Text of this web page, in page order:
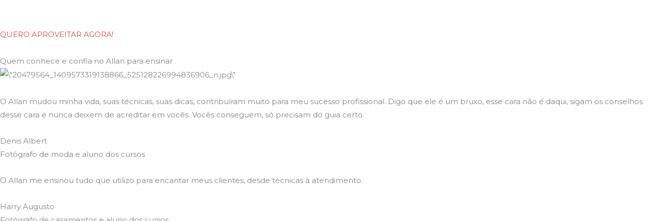
QUERO APROVEITAR AGORA!
Quem conhece e confia no Allan para ensinar
O Allan mudou minha vida, suas técnicas, suas dicas, contribuíram muito para meu sucesso profissional. Digo que ele é um bruxo, esse cara não é daqui, sigam os conselhos
desse cara e nunca deixem de acreditar em vocês. Vocês conseguem, só precisam do guia certo.
Denis Albert
Fotógrafo de moda e aluno dos cursos
O Allan me ensinou tudo que utilizo para encantar meus clientes, desde técnicas à atendimento.
Harry Augusto